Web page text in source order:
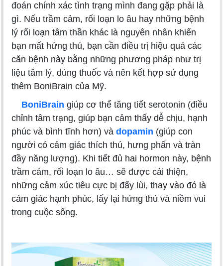
đoán chính xác tình trạng mình đang gặp phải là
gì. Nếu trầm cảm, rối loạn lo âu hay những bệnh
lý rối loạn tâm thần khác là nguyên nhân khiến
bạn mất hứng thú, bạn cần điều trị hiệu quả các
căn bệnh này bằng những phương pháp như trị
liệu tâm lý, dùng thuốc và nên kết hợp sử dụng
thêm BoniBrain của Mỹ.
BoniBrain giúp cơ thể tăng tiết serotonin (điều
chỉnh tâm trạng, giúp bạn cảm thấy dễ chịu, hạnh
phúc và bình tĩnh hơn) và dopamin (giúp con
người có cảm giác thích thú, hưng phấn và tràn
đầy năng lượng). Khi tiết đủ hai hormon này, bệnh
trầm cảm, rối loạn lo âu… sẽ được cải thiện,
những cảm xúc tiêu cực bị đẩy lùi, thay vào đó là
cảm giác hạnh phúc, lấy lại hứng thú và niềm vui
trong cuộc sống.